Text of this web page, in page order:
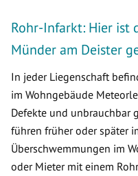
Rohr-Infarkt: Hier ist
Münder am Deister
In jeder Liegenschaft
im Wohngebäude
Defekte und unbrauchbar
führen früher oder später
Überschwemmungen im
oder Mieter mit einem